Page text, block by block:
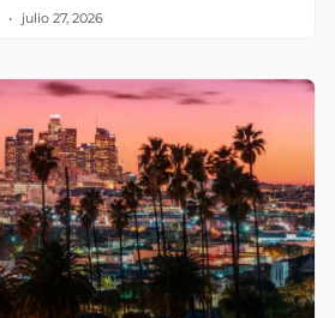
julio 27, 2026